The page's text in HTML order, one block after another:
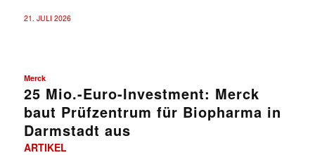
21. JULI 2026
Merck
25 Mio.-Euro-Investment: Merck
baut Prüfzentrum für Biopharma in
Darmstadt aus
ARTIKEL